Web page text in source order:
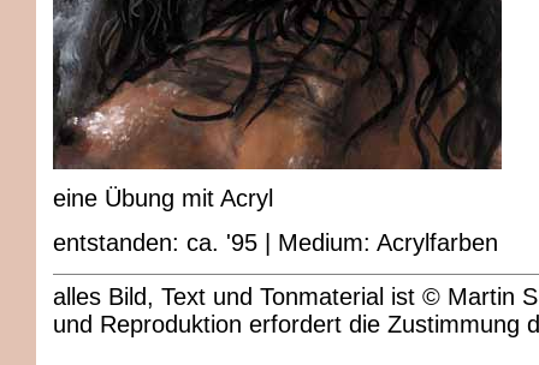
eine Übung mit Acryl
entstanden: ca. '95 | Medium: Acrylfarben
alles Bild, Text und Tonmaterial ist © Martin
und Reproduktion erfordert die Zustimmung